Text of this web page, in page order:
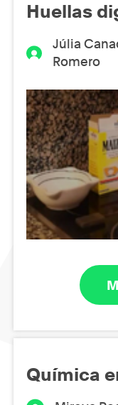
Huellas
Júlia
Romero
Química